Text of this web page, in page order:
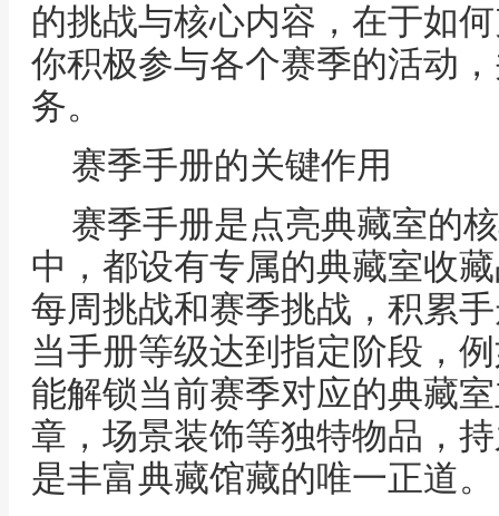
的挑战与核心内容，在于如
你积极参与各个赛季的活动
务。
赛季手册的关键作用
赛季手册是点亮典藏室的
中，都设有专属的典藏室收
每周挑战和赛季挑战，积累
当手册等级达到指定阶段，
能解锁当前赛季对应的典藏
章，场景装饰等独特物品，
是丰富典藏馆藏的唯一正道。